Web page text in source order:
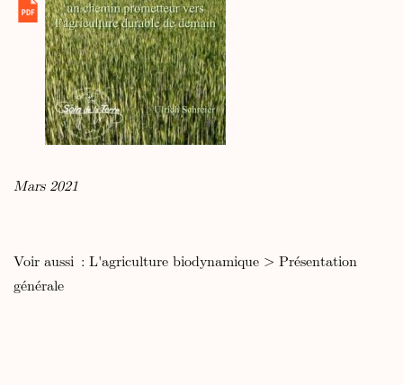
Mars 2021
Voir aussi : L'agriculture biodynamique > Présentation
générale